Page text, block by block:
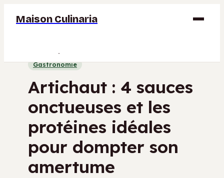
Maison Culinaria
Gastronomie
Bricolage
Gastronomie
Artichaut : 4 sauces
onctueuses et les
protéines idéales
pour dompter son
amertume